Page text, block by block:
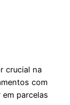
crucial na
com
parcelas